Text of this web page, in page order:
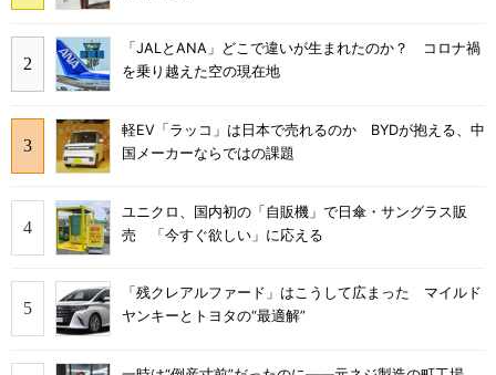
「JALとANA」どこで違いが生まれたのか？ コロナ禍
を乗り越えた空の現在地
軽EV「ラッコ」は日本で売れるのか BYDが抱える、中
国メーカーならではの課題
ユニクロ、国内初の「自販機」で日傘・サングラス販
売 「今すぐ欲しい」に応える
「残クレアルファード」はこうして広まった マイルド
ヤンキーとトヨタの“最適解”